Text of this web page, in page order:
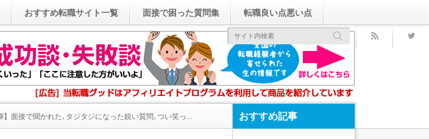
おすすめ転職サイト一覧 面接で困った質問集 転職良い点悪い点
rss
】面接で聞かれた､タジタジになった鋭い質問､つい笑っ... おすすめ記事